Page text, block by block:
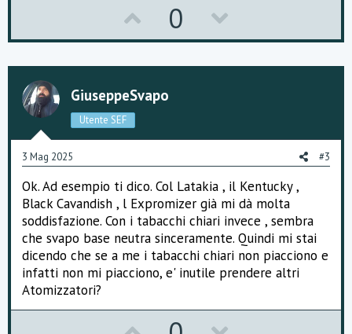
a
e
n
t
i
:
p
v
o
e
0
o
w
o
t
e
GiuseppeSvapo
Utente SEF
3 Mag 2025 #3
Ok. Ad esempio ti dico. Col Latakia , il Kentucky ,
Black Cavandish , l Expromizer già mi dà molta
soddisfazione. Con i tabacchi chiari invece , sembra
che svapo base neutra sinceramente. Quindi mi stai
dicendo che se a me i tabacchi chiari non piacciono e
infatti non mi piacciono, e' inutile prendere altri
Atomizzatori?